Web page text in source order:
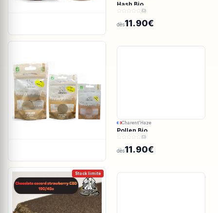
Hash Bio
(0)
dès11.90€
Charent'Haze
Pollen Bio
(0)
dès11.90€
Stock limité